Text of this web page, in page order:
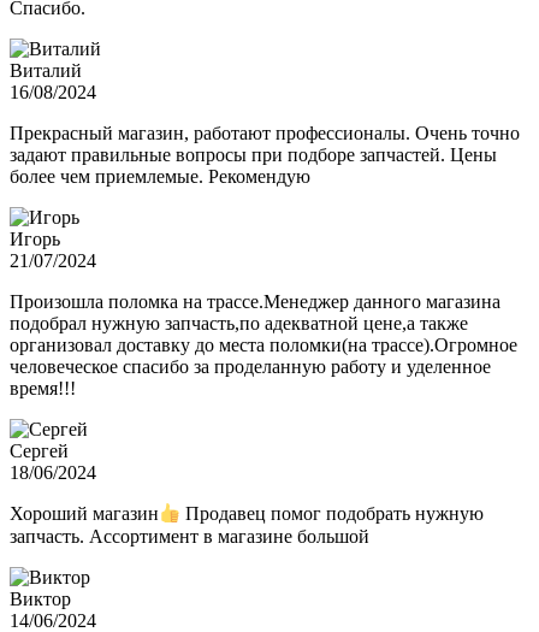
Спасибо.
Виталий
16/08/2024
Прекрасный магазин, работают профессионалы. Очень точно
задают правильные вопросы при подборе запчастей. Цены
более чем приемлемые. Рекомендую
Игорь
21/07/2024
Произошла поломка на трассе.Менеджер данного магазина
подобрал нужную запчасть,по адекватной цене,а также
организовал доставку до места поломки(на трассе).Огромное
человеческое спасибо за проделанную работу и уделенное
время!!!
Сергей
18/06/2024
Хороший магазин
Продавец помог подобрать нужную
запчасть. Ассортимент в магазине большой
Виктор
14/06/2024